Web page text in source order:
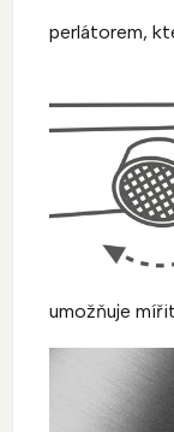
perlátorem,
umožňuje